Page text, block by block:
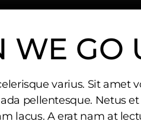
WE GO
varius. Sit
pellentesque. Netus
lacus. A erat nam at